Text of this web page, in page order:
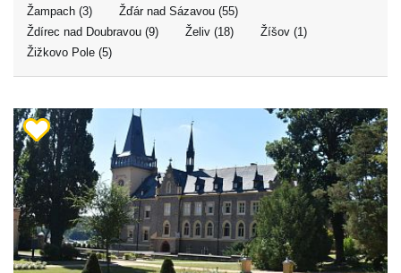
Žampach (3)
Žďár nad Sázavou (55)
Ždírec nad Doubravou (9)
Želiv (18)
Žíšov (1)
Žižkovo Pole (5)